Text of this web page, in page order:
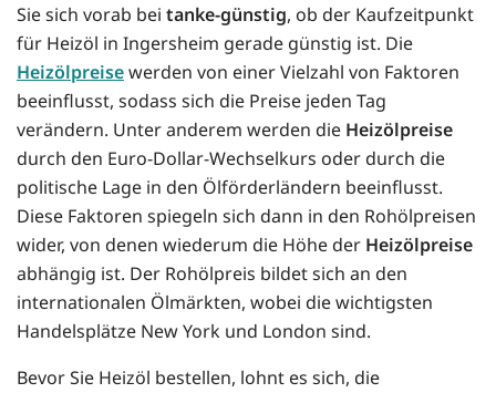
Sie sich vorab bei tanke-günstig, ob der Kaufzeitpunkt
für Heizöl in Ingersheim gerade günstig ist. Die
Heizölpreisewerden von einer Vielzahl von Faktoren
beeinflusst, sodass sich die Preise jeden Tag
verändern. Unter anderem werden die Heizölpreise
durch den Euro-Dollar-Wechselkurs oder durch die
politische Lage in den Ölförderländern beeinflusst.
Diese Faktoren spiegeln sich dann in den Rohölpreisen
wider, von denen wiederum die Höhe der Heizölpreise
abhängig ist. Der Rohölpreis bildet sich an den
internationalen Ölmärkten, wobei die wichtigsten
Handelsplätze New York und London sind.
Bevor Sie Heizöl bestellen, lohnt es sich, die